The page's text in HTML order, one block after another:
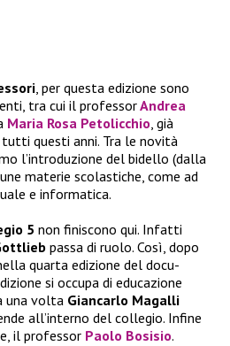
, per questa edizione sono
tra cui il professorAndrea
Maria Rosa Petolicchio, già
questi anni. Tra le novità
l’introduzione del bidello (dalla
materie scolastiche, come ad
e informatica.
5 non finiscono qui. Infatti
passa di ruolo. Così, dopo
quarta edizione del docu-
si occupa di educazione
una volta Giancarlo Magalli
all’interno del collegio. Infine
il professor Paolo Bosisio.